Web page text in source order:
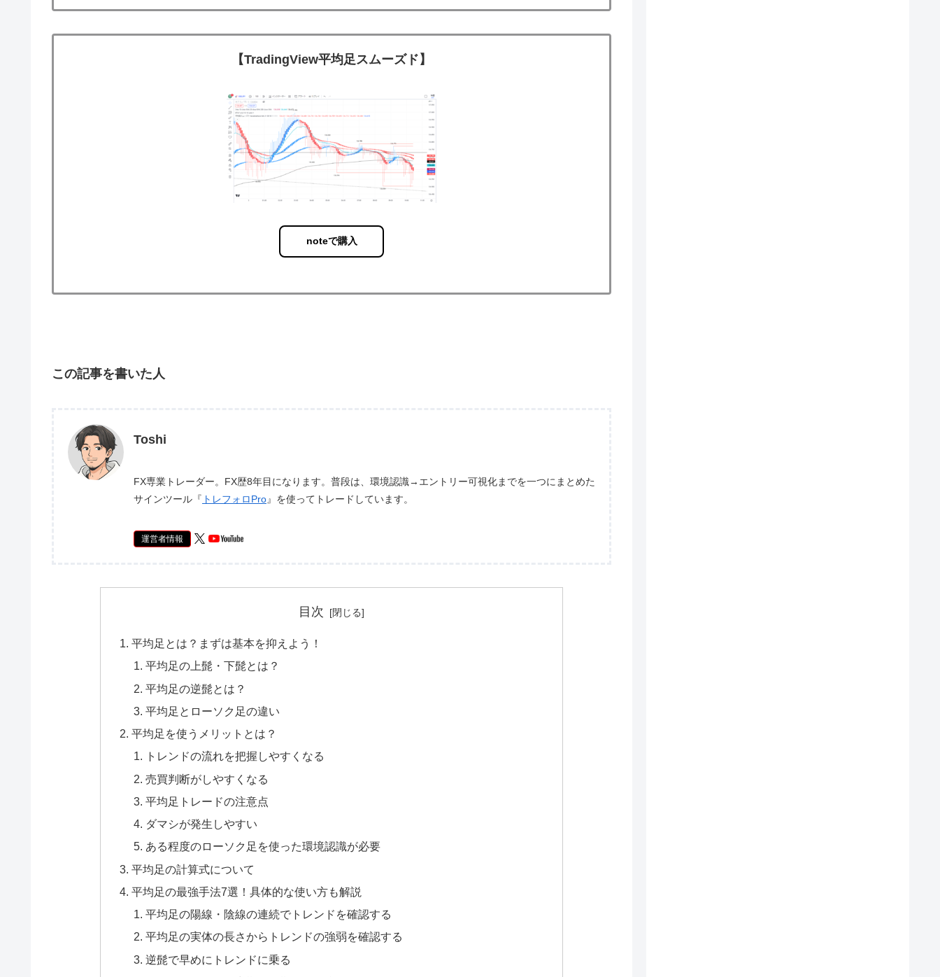
【TradingView平均足スムーズド】
noteで購入
この記事を書いた人
Toshi
FX専業トレーダー。FX歴8年目になります。普段は、環境認識→エントリー可視化までを一つにまとめた
サインツール『 トレフォロPro』を使ってトレードしています。
運営者情報
目次
平均足とは？まずは基本を抑えよう！
平均足の上髭・下髭とは？
平均足の逆髭とは？
平均足とローソク足の違い
平均足を使うメリットとは？
トレンドの流れを把握しやすくなる
売買判断がしやすくなる
平均足トレードの注意点
ダマシが発生しやすい
ある程度のローソク足を使った環境認識が必要
平均足の計算式について
平均足の最強手法7選！具体的な使い方も解説
平均足の陽線・陰線の連続でトレンドを確認する
平均足の実体の長さからトレンドの強弱を確認する
逆髭で早めにトレンドに乗る